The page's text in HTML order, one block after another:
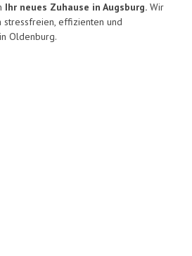
Ihr neues Zuhause in Augsburg. Wir
effizienten und
Oldenburg.